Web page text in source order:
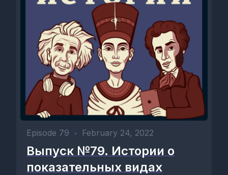
Episode 79 • February 24, 2022
Выпуск №79. Истории о
показательных видах